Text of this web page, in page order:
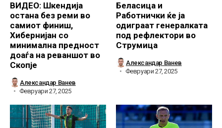
ВИДЕО: Шкендија
остана без реми во
самиот финиш,
Хибернијан со
минимална предност
доаѓа на реваншот во
Скопје
Александар Ванев
Февруари 27, 2025
Беласица и
Работнички ќе ја
одиграат генералката
под рефлектори во
Струмица
Александар Ванев
Февруари 27, 2025